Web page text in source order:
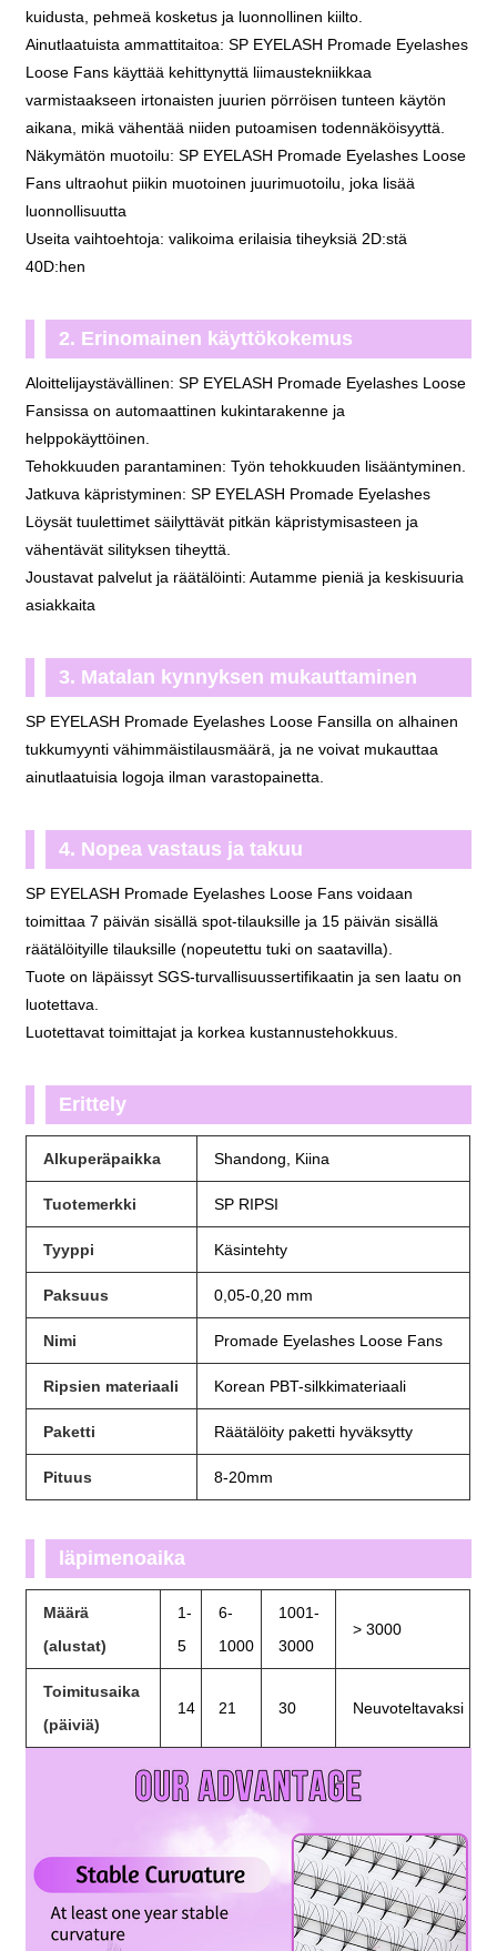
kuidusta, pehmeä kosketus ja luonnollinen kiilto.
Ainutlaatuista ammattitaitoa: SP EYELASH Promade Eyelashes
Loose Fans käyttää kehittynyttä liimaustekniikkaa
varmistaakseen irtonaisten juurien pörröisen tunteen käytön
aikana, mikä vähentää niiden putoamisen todennäköisyyttä.
Näkymätön muotoilu: SP EYELASH Promade Eyelashes Loose
Fans ultraohut piikin muotoinen juurimuotoilu, joka lisää
luonnollisuutta
Useita vaihtoehtoja: valikoima erilaisia ​​tiheyksiä 2D:stä
40D:hen
2. Erinomainen käyttökokemus
Aloittelijaystävällinen: SP EYELASH Promade Eyelashes Loose
Fansissa on automaattinen kukintarakenne ja
helppokäyttöinen.
Tehokkuuden parantaminen: Työn tehokkuuden lisääntyminen.
Jatkuva käpristyminen: SP EYELASH Promade Eyelashes
Löysät tuulettimet säilyttävät pitkän käpristymisasteen ja
vähentävät silityksen tiheyttä.
Joustavat palvelut ja räätälöinti: Autamme pieniä ja keskisuuria
asiakkaita
3. Matalan kynnyksen mukauttaminen
SP EYELASH Promade Eyelashes Loose Fansilla on alhainen
tukkumyynti vähimmäistilausmäärä, ja ne voivat mukauttaa
ainutlaatuisia logoja ilman varastopainetta.
4. Nopea vastaus ja takuu
SP EYELASH Promade Eyelashes Loose Fans voidaan
toimittaa 7 päivän sisällä spot-tilauksille ja 15 päivän sisällä
räätälöityille tilauksille (nopeutettu tuki on saatavilla).
Tuote on läpäissyt SGS-turvallisuussertifikaatin ja sen laatu on
luotettava.
Luotettavat toimittajat ja korkea kustannustehokkuus.
Erittely
Alkuperäpaikka Shandong, Kiina
Tuotemerkki SP RIPSI
Tyyppi Käsintehty
Paksuus 0,05-0,20 mm
Nimi Promade Eyelashes Loose Fans
Ripsien materiaali Korean PBT-silkkimateriaali
Paketti Räätälöity paketti hyväksytty
Pituus 8-20mm
läpimenoaika
Määrä
(alustat)
1-
5
6-
1000
1001-
3000
> 3000
Toimitusaika
(päiviä)
14 21 30 Neuvoteltavaksi